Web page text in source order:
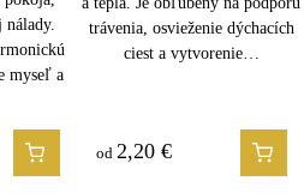
Limonene
nálady.
myseľ a
trávenia, osvieženie dýchacích
ciest a vytvorenie…
od 2,20 €
a
ciest. Uvoľňuje napätie,
posilňuje vitalitu a prináša pocit
od 2,50 €
o
stability